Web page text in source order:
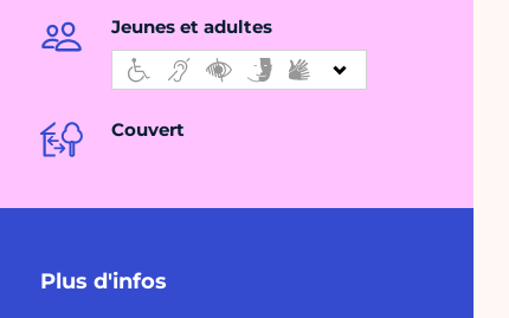
Jeunes et adultes
Couvert
Plus d'infos